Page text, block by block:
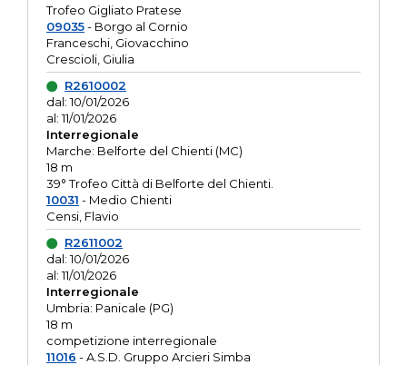
Trofeo Gigliato Pratese
09035- Borgo al Cornio
Franceschi, Giovacchino
Crescioli, Giulia
R2610002
dal: 10/01/2026
al: 11/01/2026
Interregionale
Marche: Belforte del Chienti (MC)
18 m
39° Trofeo Città di Belforte del Chienti.
10031 - Medio Chienti
Censi, Flavio
R2611002
dal: 10/01/2026
al: 11/01/2026
Interregionale
Umbria: Panicale (PG)
18 m
competizione interregionale
11016 - A.S.D. Gruppo Arcieri Simba